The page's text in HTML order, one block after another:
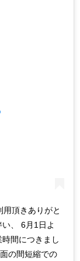
用頂きありがと
、 6月1日よ
間につきまし
の間短縮での